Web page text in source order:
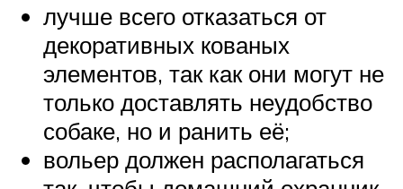
лучше всего отказаться от
декоративных кованых
элементов, так как они могут не
только доставлять неудобство
собаке, но и ранить её;
вольер должен располагаться